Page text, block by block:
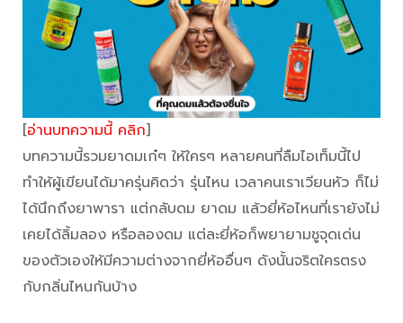
[อ่านบทความนี้ คลิก]
บทความนี้รวมยาดมเก๋ๆ ให้ใครๆ หลายคนที่ลืมไอเท็มนี้ไป
ทำให้ผู้เขียนได้มาครุ่นคิดว่า รุ่นไหน เวลาคนเราเวียนหัว ก็ไม่
ได้นึกถึงยาพารา แต่กลับดม ยาดม แล้วยี่ห้อไหนที่เรายังไม่
เคยได้ลิ้มลอง หรือลองดม แต่ละยี่ห้อก็พยายามชูจุดเด่น
ของตัวเองให้มีความต่างจากยี่ห้ออื่นๆ ดังนั้นจริตใครตรง
กับกลิ่นไหนกันบ้าง